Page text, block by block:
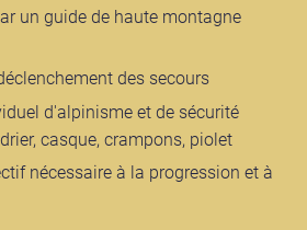
un guide de haute montagne
des secours
d'alpinisme et de sécurité
casque, crampons, piolet
nécessaire à la progression et à